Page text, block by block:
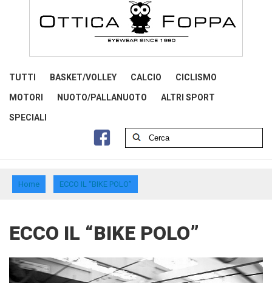
TUTTI BASKET/VOLLEY CALCIO CICLISMO
MOTORI NUOTO/PALLANUOTO ALTRI SPORT
SPECIALI
Home ECCO IL “BIKE POLO”
ECCO IL “BIKE POLO”